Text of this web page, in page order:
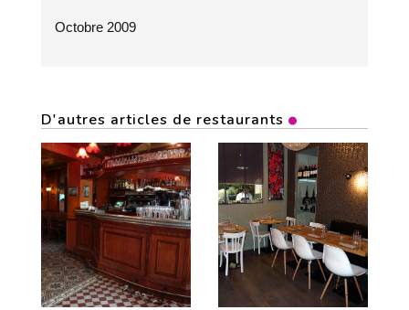
Octobre 2009
D'autres articles de restaurants